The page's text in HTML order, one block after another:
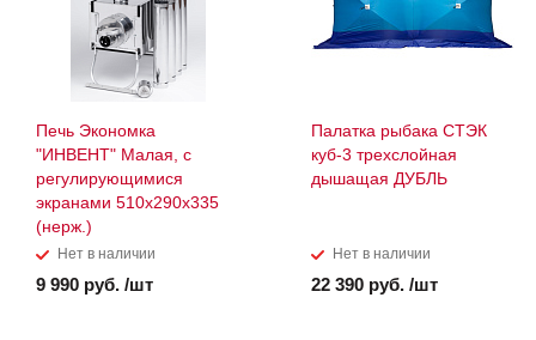
Печь Экономка
"ИНВЕНТ" Малая, с
регулирующимися
экранами 510х290х335
(нерж.)
Нет в наличии
9 990 руб. /шт
Палатка рыбака СТЭК
куб-3 трехслойная
дышащая ДУБЛЬ
Нет в наличии
22 390 руб. /шт